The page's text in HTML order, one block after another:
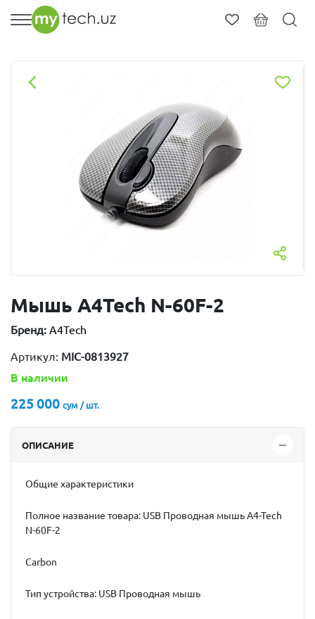
Мышь A4Tech N-60F-2
Бренд: A4Tech
Артикул: MIC-0813927
В наличии
225 000 сум / шт.
ОПИСАНИЕ
Общие характеристики
Полное название товара: USB Проводная мышь A4-Tech
N-60F-2
Carbon
Тип устройства: USB Проводная мышь